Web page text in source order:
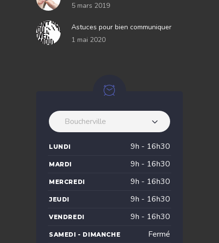
5 mars 2019
Astuces pour bien communiquer
1 mai 2020
Boucherville
LUNDI 9h - 16h30
MARDI 9h - 16h30
MERCREDI 9h - 16h30
JEUDI 9h - 16h30
VENDREDI 9h - 16h30
SAMEDI - DIMANCHE Fermé